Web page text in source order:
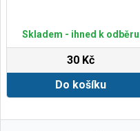
Skladem - ihned k odběru
30 Kč
Do košíku